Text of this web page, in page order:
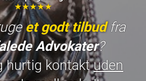
★★★★★
et godt tilbudfra
Advokater?
hurtig kontaktuden